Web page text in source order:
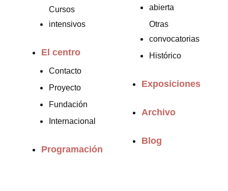
Cursos
intensivos
El centro
Contacto
Proyecto
Fundación
Internacional
Programación
abierta
Otras
convocatorias
Histórico
Exposiciones
Archivo
Blog